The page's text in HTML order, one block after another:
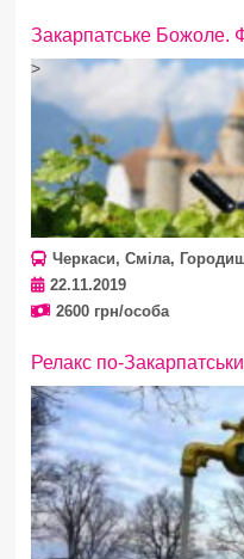
Закарпатське Божоле.
>
Черкаси, Сміла,
22.11.2019
2600 грн/особа
Релакс по-
>